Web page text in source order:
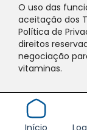
O uso das
aceitação dos
Política de
direitos
negociação
vitaminas.
Início